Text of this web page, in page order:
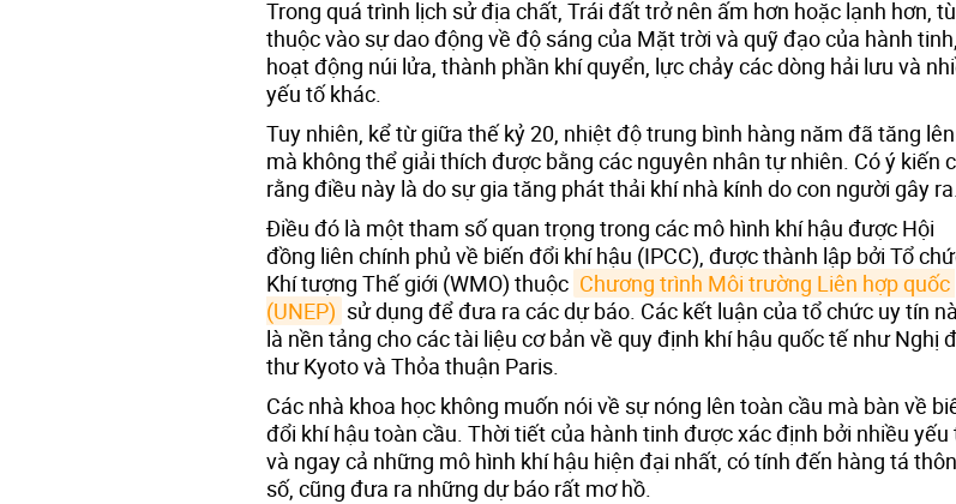
Trong quá trình lịch sử địa chất, Trái đất trở nên ấm hơn hoặc lạnh hơn,
thuộc vào sự dao động về độ sáng của Mặt trời và quỹ đạo của hành tinh,
hoạt động núi lửa, thành phần khí quyển, lực chảy các dòng hải lưu và
yếu tố khác.
Tuy nhiên, kể từ giữa thế kỷ 20, nhiệt độ trung bình hàng năm đã tăng lên
mà không thể giải thích được bằng các nguyên nhân tự nhiên. Có ý kiến
rằng điều này là do sự gia tăng phát thải khí nhà kính do con người gây ra.
Điều đó là một tham số quan trọng trong các mô hình khí hậu được Hội
đồng liên chính phủ về biến đổi khí hậu (IPCC), được thành lập bởi Tổ
Khí tượng Thế giới (WMO) thuộc Chương trình Môi trường Liên hợp quốc
(UNEP) sử dụng để đưa ra các dự báo. Các kết luận của tổ chức uy tín
là nền tảng cho các tài liệu cơ bản về quy định khí hậu quốc tế như Nghị
thư Kyoto và Thỏa thuận Paris.
Các nhà khoa học không muốn nói về sự nóng lên toàn cầu mà bàn về
đổi khí hậu toàn cầu. Thời tiết của hành tinh được xác định bởi nhiều yếu
và ngay cả những mô hình khí hậu hiện đại nhất, có tính đến hàng tá
số, cũng đưa ra những dự báo rất mơ hồ.